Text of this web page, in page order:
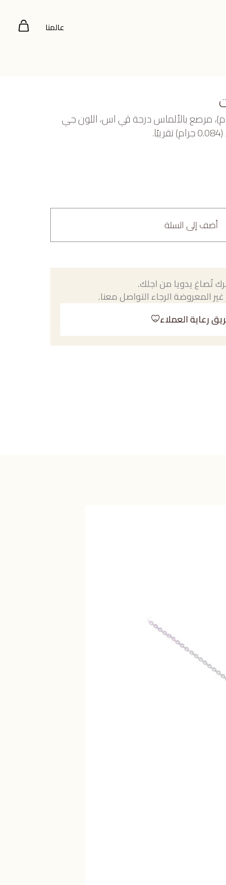
عالمنا
عيار 18 (2.25 جرام)، مرصع بالألماس درجة ڤي اس، اللون جي
أضف إلى السلة
تُصاغ يدويا من اجلك.
المعروضة الرجاء التواصل معنا.
رعاية العملاء